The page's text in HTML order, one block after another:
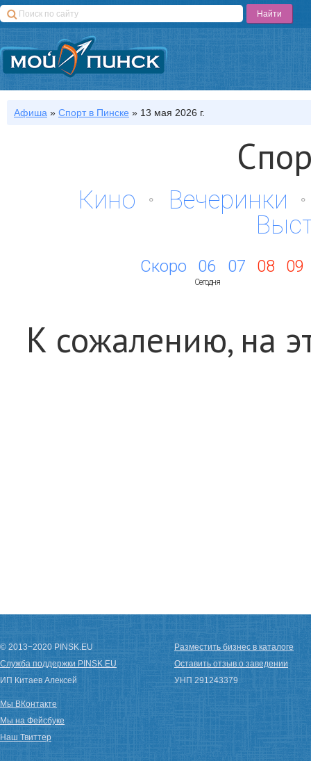
Афиша » Спортв Пинске » 13 мая 2026 г.
Кино
Вечеринки
Скоро 06
Сегодня
07 08 09
К сожалению, на
© 2013−2020 PINSK.EU
Служба поддержки PINSK.EU
ИП Китаев Алексей
Разместить бизнес в каталоге
Оставить отзыв о заведении
УНП 291243379
Мы ВКонтакте
Мы на Фейсбуке
Наш Твиттер